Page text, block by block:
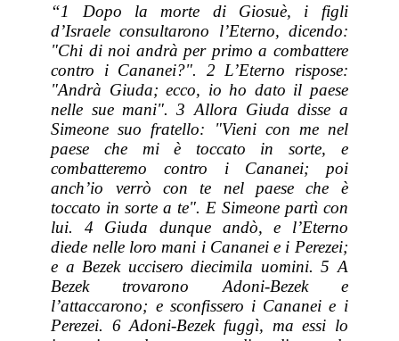
“1 Dopo la morte di Giosuè, i figli
d’Israele consultarono l’Eterno, dicendo:
"Chi di noi andrà per primo a combattere
contro i Cananei?". 2 L’Eterno rispose:
"Andrà Giuda; ecco, io ho dato il paese
nelle sue mani". 3 Allora Giuda disse a
Simeone suo fratello: "Vieni con me nel
paese che mi è toccato in sorte, e
combatteremo contro i Cananei; poi
anch’io verrò con te nel paese che è
toccato in sorte a te". E Simeone partì con
lui. 4 Giuda dunque andò, e l’Eterno
diede nelle loro mani i Cananei e i Perezei;
e a Bezek uccisero diecimila uomini. 5 A
Bezek trovarono Adoni-Bezek e
l’attaccarono; e sconfissero i Cananei e i
Perezei. 6 Adoni-Bezek fuggì, ma essi lo